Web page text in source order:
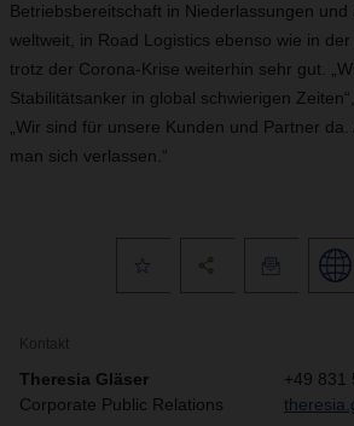
Betriebsbereitschaft in Niederlassungen
weltweit, in Road Logistics ebenso wie in
trotz der Corona-Krise weiterhin sehr gut.
Stabilitätsanker in global schwierigen
„Wir sind für unsere Kunden und Partner
man sich verlassen.“
Kontakt
Theresia Gläser
Corporate Public Relations
+49 831